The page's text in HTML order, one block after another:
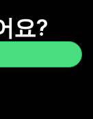
요?